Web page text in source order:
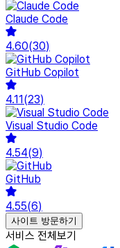
Claude Code
4.60(30)
GitHub Copilot
4.11(23)
Visual Studio Code
4.54(9)
GitHub
4.55(6)
사이트 방문하기
서비스 전체보기